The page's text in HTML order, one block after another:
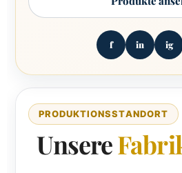
f in ig
PRODUKTIONSSTANDORT
Unsere